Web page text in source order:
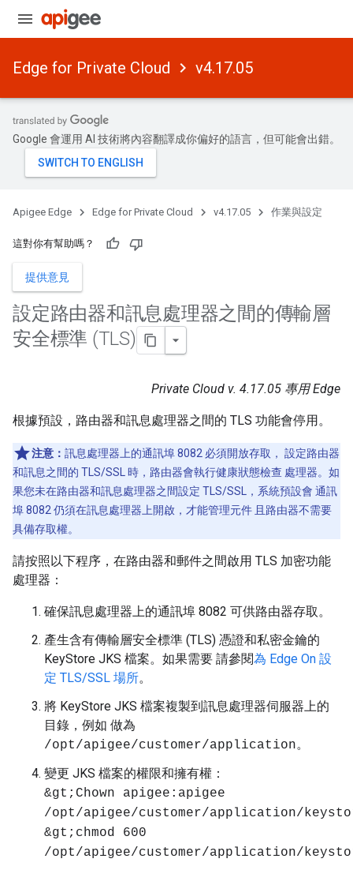
Edge for Private Cloud v4.17.05
Google 會運用 AI 技術將內容翻譯成你偏好的語言，但可能會出錯。
Apigee Edge Edge for Private Cloud v4.17.05 作業與設定
這對你有幫助嗎？
提供意見
設定路由器和訊息處理器之間的傳輸層
安全標準 (TLS)
Private Cloud v. 4.17.05 專用 Edge
根據預設，路由器和訊息處理器之間的 TLS 功能會停用。
注意： 訊息處理器上的通訊埠 8082 必須開放存取， 設定路由器
和訊息之間的 TLS/SSL 時，路由器會執行健康狀態檢查 處理器。如
果您未在路由器和訊息處理器之間設定 TLS/SSL，系統預設會 通訊
埠 8082 仍須在訊息處理器上開啟，才能管理元件 且路由器不需要
具備存取權。
請按照以下程序，在路由器和郵件之間啟用 TLS 加密功能
處理器：
確保訊息處理器上的通訊埠 8082 可供路由器存取。
產生含有傳輸層安全標準 (TLS) 憑證和私密金鑰的
KeyStore JKS 檔案。如果需要 請參閱為 Edge On 設
定 TLS/SSL 場所。
將 KeyStore JKS 檔案複製到訊息處理器伺服器上的
目錄，例如 做為
/opt/apigee/customer/application。
變更 JKS 檔案的權限和擁有權：
&gt;Chown apigee:apigee
/opt/apigee/customer/application/
&gt;chmod 600
/opt/apigee/customer/application/